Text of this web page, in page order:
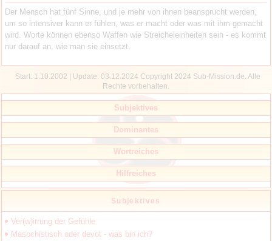
Der Mensch hat fünf Sinne, und je mehr von ihnen beansprucht werden,
um so intensiver kann er fühlen, was er macht oder was mit ihm gemacht
wird. Worte können ebenso Waffen wie Streicheleinheiten sein - es kommt
nur darauf an, wie man sie einsetzt.
Start: 1.10.2002 | Update: 03.12.2024 Copyright 2024 Sub-Mission.de. Alle
Rechte vorbehalten.
Subjektives
Dominantes
Wortreiches
Hilfreiches
Subjektives
Ver(w)irrung der Gefühle
Masochistisch oder devot - was bin ich?